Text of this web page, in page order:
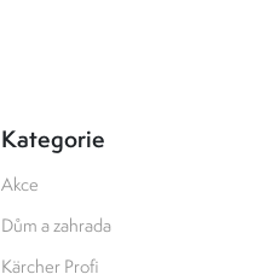
Kategorie
Akce
Dům a zahrada
Kärcher Profi